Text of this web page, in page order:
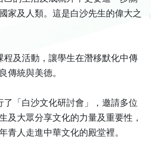
家及人類。這是白沙先生的偉大之
程及活動，讓學生在潛移默化中傳
傳統與美德。
了「白沙文化研討會」，邀請多位
及大眾分享文化的力量及重要性，
青人走進中華文化的殿堂裡。